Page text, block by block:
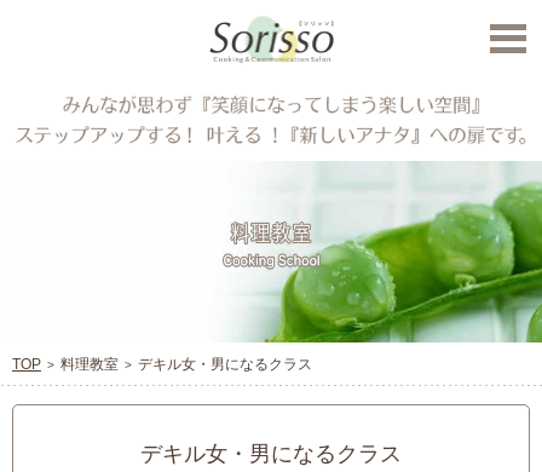
TOP 料理教室 デキル女・男になるクラス
デキル女・男になるクラス